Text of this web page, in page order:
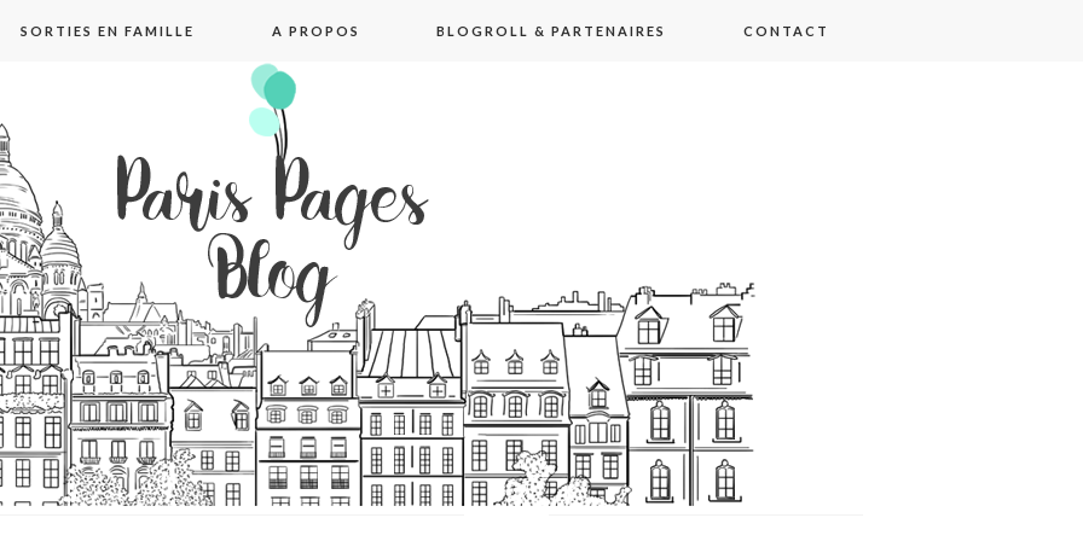
SORTIES EN FAMILLE A PROPOS BLOGROLL & PARTENAIRES CONTACT
blog